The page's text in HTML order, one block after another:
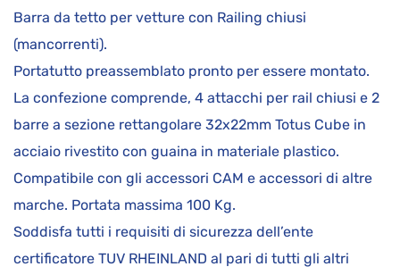
Barra da tetto per vetture con Railing chiusi
(mancorrenti).
Portatutto preassemblato pronto per essere montato.
La confezione comprende, 4 attacchi per rail chiusi e 2
barre a sezione rettangolare 32x22mm Totus Cube in
acciaio rivestito con guaina in materiale plastico.
Compatibile con gli accessori CAM e accessori di altre
marche. Portata massima 100 Kg.
Soddisfa tutti i requisiti di sicurezza dell’ente
certificatore TUV RHEINLAND al pari di tutti gli altri